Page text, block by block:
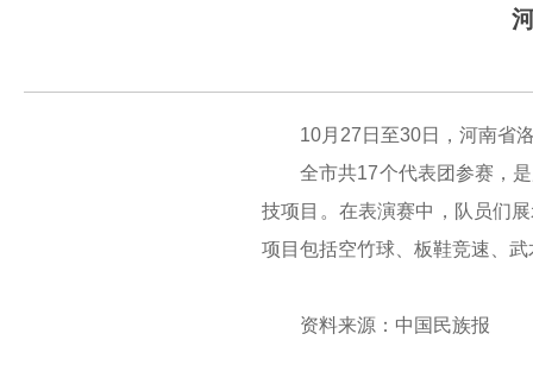
10月27日至30日，河南省洛
全市共17个代表团参赛，是
技项目。在表演赛中，队员们
项目包括空竹球、板鞋竞速、
资料来源：中国民族报